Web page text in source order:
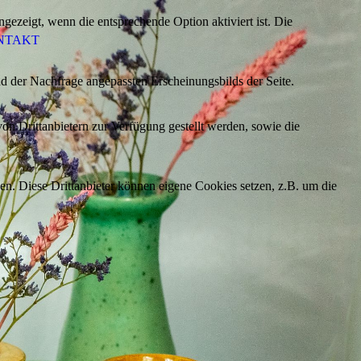
wenn die entsprechende Option aktiviert ist. Die
Nachfrage angepassten Erscheinungsbilds der Seite.
Drittanbietern zur Verfügung gestellt werden, sowie die
Diese Drittanbieter können eigene Cookies setzen, z.B. um die